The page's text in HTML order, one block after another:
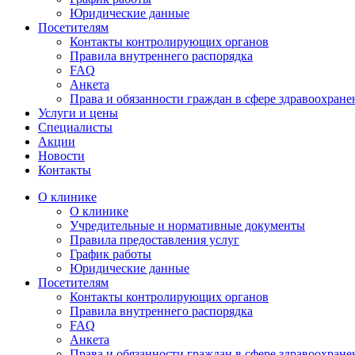
Юридические данные
Посетителям
Контакты контролирующих органов
Правила внутреннего распорядка
FAQ
Анкета
Права и обязанности граждан в сфере
Услуги и цены
Специалисты
Акции
Новости
Контакты
О клинике
О клинике
Учредительные и нормативные документы
Правила предоставления услуг
График работы
Юридические данные
Посетителям
Контакты контролирующих органов
Правила внутреннего распорядка
FAQ
Анкета